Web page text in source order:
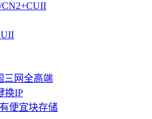
三网全高端
换IP
便宜块存储